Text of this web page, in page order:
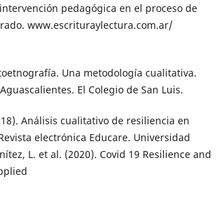
pedagógica en el proceso de
www.escrituraylectura.com.ar/
Una metodología cualitativa.
El Colegio de San Luis.
Análisis cualitativo de resiliencia en
electrónica Educare. Universidad
L. et al. (2020). Covid 19 Resilience and